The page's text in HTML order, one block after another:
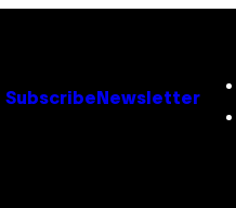
Subscribe Newsletter